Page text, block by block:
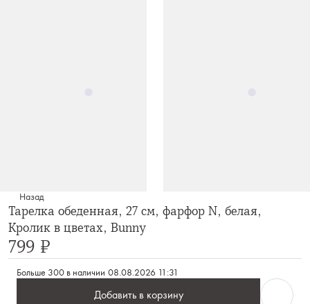
Назад
Тарелка обеденная, 27 см, фарфор N, белая,
Кролик в цветах, Bunny
799 ₽
Больше 300 в наличии 08.08.2026 11:31
Добавить в корзину